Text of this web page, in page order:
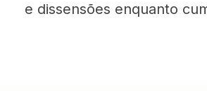
e dissensões enquanto